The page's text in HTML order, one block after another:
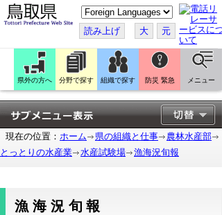
こ
の
ペ
ー
ジ
翻
訳
す
る
読み上げ 大 元
県外の方へ 分野で探す 組織で探す 防災 緊急 メニュー
現在の位置： ホーム 県の組織と仕事
農林水産部
とっとりの水産業
水産試験場 漁海況旬報
漁海況旬報